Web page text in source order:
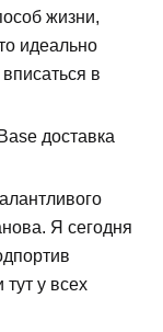
жизни,
идеально
в
доставка
Я сегодня
у всех